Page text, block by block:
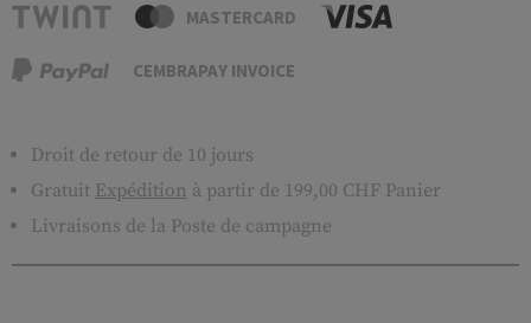
MASTERCARD
CEMBRAPAY INVOICE
Droit de retour de 10 jours
Gratuit Expédition à partir de 199,00 CHF Panier
Livraisons de la Poste de campagne